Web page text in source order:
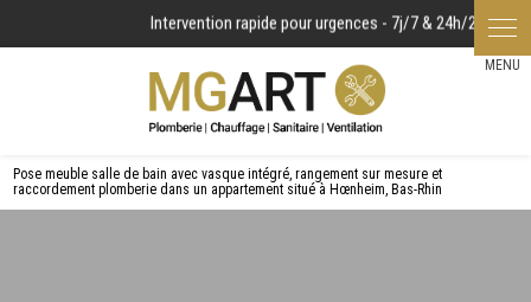
Pose meuble salle de bain avec vasque intégré, rangement sur mesure et
raccordement plomberie dans un appartement situé à Hœnheim, Bas-Rhin